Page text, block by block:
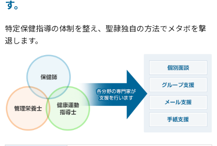
ン
へ
へ
す。
特定保健指導の体制を整え、聖隷独自の方法でメタボを撃
退します。